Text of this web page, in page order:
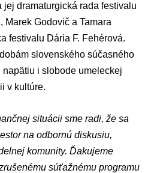
dramaturgická rada festivalu
Marek Godovič a Tamara
festivalu Dária F. Fehérová.
slovenského súčasného
i slobode umeleckej
v kultúre.
situácii sme radi, že sa
na odbornú diskusiu,
komunity. Ďakujeme
súťažnému programu